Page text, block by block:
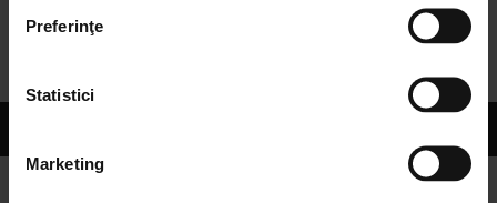
Preferinţe
Statistici
Marketing